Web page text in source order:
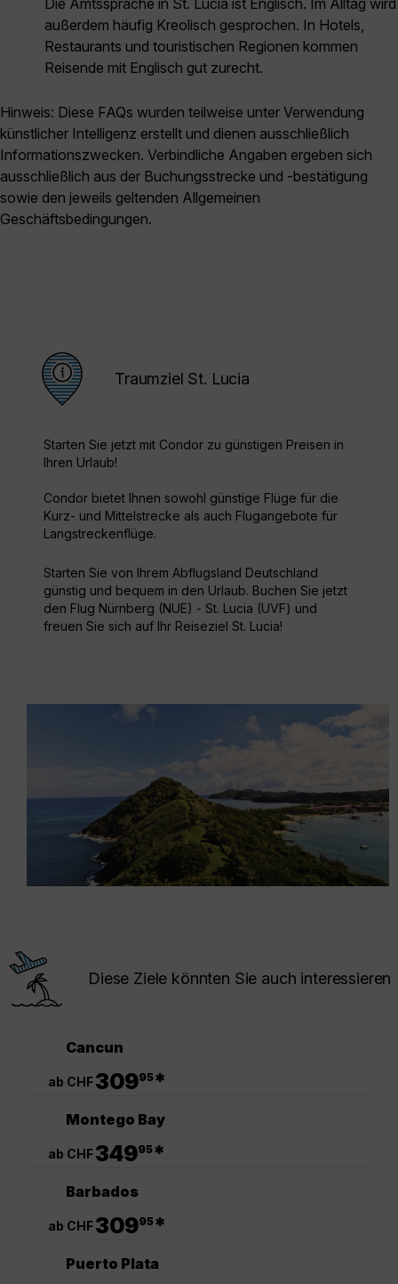
Die Amtssprache in St. Lucia ist Englisch. Im Alltag wird
außerdem häufig Kreolisch gesprochen. In Hotels,
Restaurants und touristischen Regionen kommen
Reisende mit Englisch gut zurecht.
Hinweis: Diese FAQs wurden teilweise unter Verwendung
künstlicher Intelligenz erstellt und dienen ausschließlich
Informationszwecken. Verbindliche Angaben ergeben sich
ausschließlich aus der Buchungsstrecke und -bestätigung
sowie den jeweils geltenden Allgemeinen
Geschäftsbedingungen.
Traumziel St. Lucia
Starten Sie jetzt mit Condor zu günstigen Preisen in
Ihren Urlaub!
Condor bietet Ihnen sowohl günstige Flüge für die
Kurz- und Mittelstrecke als auch Flugangebote für
Langstreckenflüge.
Starten Sie von Ihrem Abflugsland Deutschland
günstig und bequem in den Urlaub. Buchen Sie jetzt
den Flug Nürnberg (NUE) - St. Lucia (UVF) und
freuen Sie sich auf Ihr Reiseziel St. Lucia!
Diese Ziele könnten Sie auch interessieren
Cancun
ab CHF30995*
Montego Bay
ab CHF34995*
Barbados
ab CHF30995*
Puerto Plata